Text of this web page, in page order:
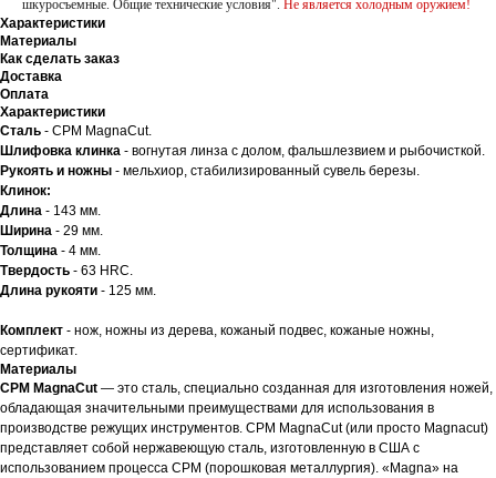
шкуросъемные. Общие технические условия". Не является холодным оружием!
Характеристики
Материалы
Как сделать заказ
Доставка
Оплата
Характеристики
Сталь - CPM MagnaCut.
Шлифовка клинка - вогнутая линза с долом, фальшлезвием и рыбочисткой.
Рукоять и ножны - мельхиор, стабилизированный сувель березы.
Клинок:
Длина - 143 мм.
Ширина - 29 мм.
Толщина - 4 мм.
Твердость - 63 HRC.
Длина рукояти - 125 мм.
Комплект - нож, ножны из дерева, кожаный подвес, кожаные ножны,
сертификат.
Материалы
CPM MagnaCut — это сталь, специально созданная для изготовления ножей,
обладающая значительными преимуществами для использования в
производстве режущих инструментов. CPM MagnaCut (или просто Magnacut)
представляет собой нержавеющую сталь, изготовленную в США с
использованием процесса CPM (порошковая металлургия). «Magna» на